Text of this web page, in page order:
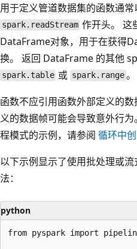
用于定义管道数据集的函数通常
spark.readStream 作开头。 这
DataFrame对象，用于在获得
换。 返回 DataFrame 的其他
spark.table 或 spark.range。
函数不应引用函数外部定义的
义的数据帧可能会导致意外行
程模式的示例，请参阅 循环中
以下示例显示了使用批处理或
法：
python
from pyspark import